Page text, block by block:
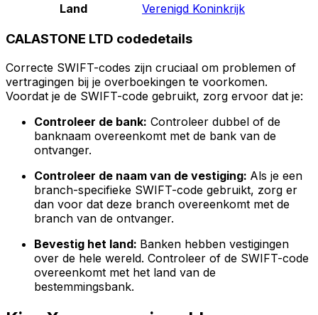
Land
Verenigd Koninkrijk
CALASTONE LTD codedetails
Correcte SWIFT-codes zijn cruciaal om problemen of
vertragingen bij je overboekingen te voorkomen.
Voordat je de SWIFT-code gebruikt, zorg ervoor dat je:
Controleer de bank: Controleer dubbel of de
banknaam overeenkomt met de bank van de
ontvanger.
Controleer de naam van de vestiging: Als je een
branch-specifieke SWIFT-code gebruikt, zorg er
dan voor dat deze branch overeenkomt met de
branch van de ontvanger.
Bevestig het land: Banken hebben vestigingen
over de hele wereld. Controleer of de SWIFT-code
overeenkomt met het land van de
bestemmingsbank.